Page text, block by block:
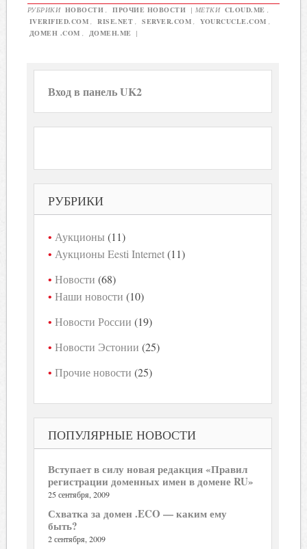
РУБРИКИ НОВОСТИ ПРОЧИЕ НОВОСТИ | МЕТКИ CLOUD.ME
IVERIFIED.COM
RISE.NET SERVER.COM YOURCUCLE.COM
ДОМЕН .COM
ДОМЕН.ME |
Вход в панель UK2
РУБРИКИ
Аукционы (11)
Аукционы Eesti Internet(11)
Новости (68)
Наши новости (10)
Новости России (19)
Новости Эстонии (25)
Прочие новости (25)
ПОПУЛЯРНЫЕ НОВОСТИ
Вступает в силу новая редакция «Правил
регистрации доменных имен в домене RU»
25 сентября, 2009
Схватка за домен .ECO — каким ему
быть?
2 сентября, 2009